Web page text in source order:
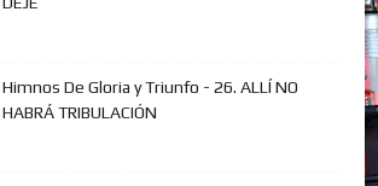
Himnos De Gloria y Triunfo - 26. ALLÍ NO
HABRÁ TRIBULACIÓN